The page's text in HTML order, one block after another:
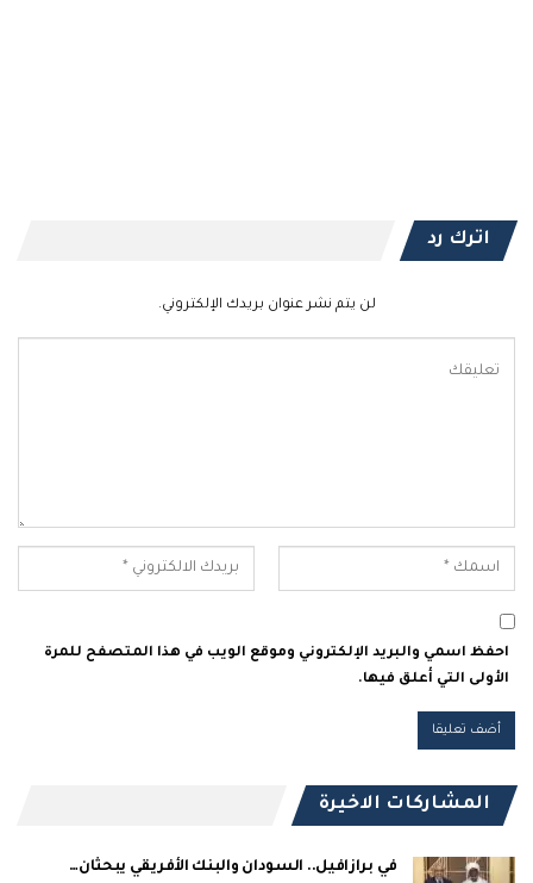
اترك رد
لن يتم نشر عنوان بريدك الإلكتروني.
احفظ اسمي والبريد الإلكتروني وموقع الويب في هذا المتصفح للمرة
الأولى التي أعلق فيها.
المشاركات الاخيرة
في برازافيل.. السودان والبنك الأفريقي يبحثان…